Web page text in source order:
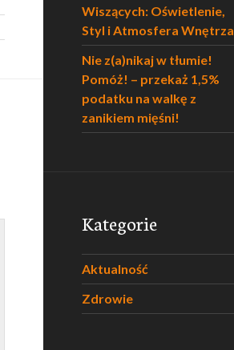
Wiszących: Oświetlenie,
Styl i Atmosfera Wnętrza
Nie z(a)nikaj w tłumie!
Pomóż! – przekaż 1,5%
podatku na walkę z
zanikiem mięśni!
Kategorie
Aktualność
Zdrowie